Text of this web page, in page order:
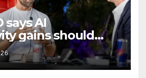
says AI
gains should
work, not extra